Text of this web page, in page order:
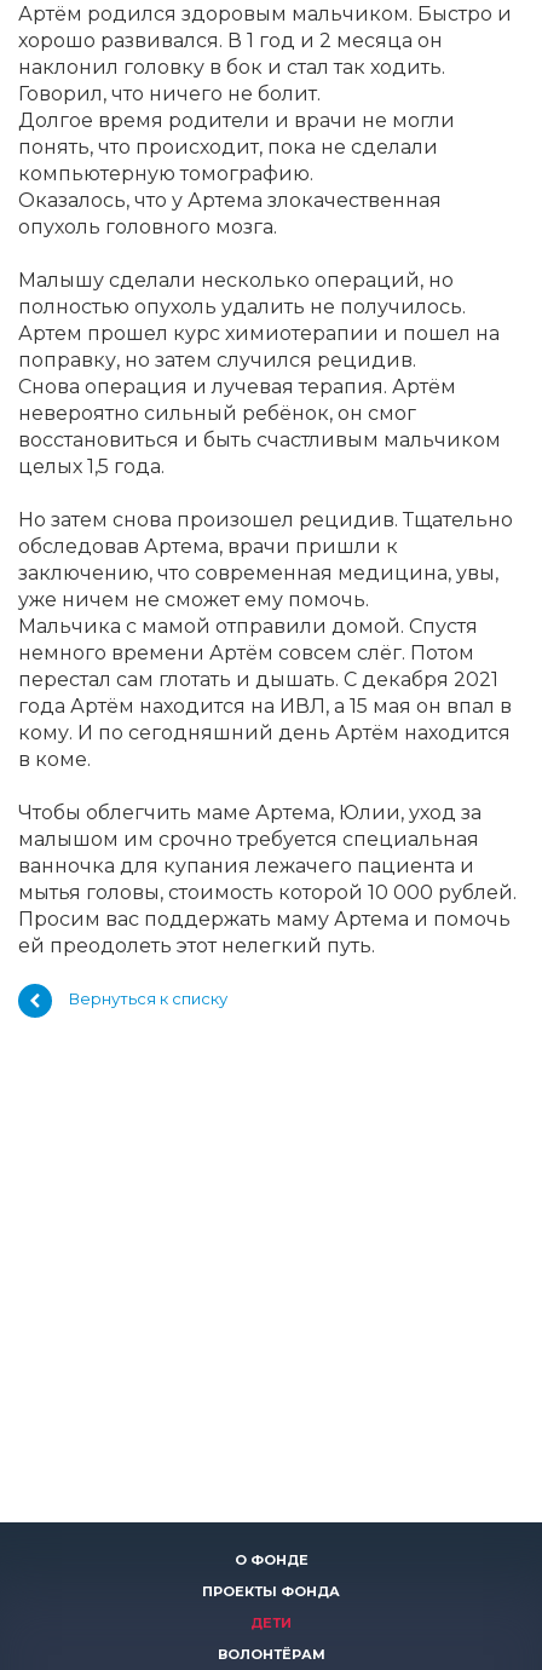
Артём родился здоровым мальчиком. Быстро и
хорошо развивался. В 1 год и 2 месяца он
наклонил головку в бок и стал так ходить.
Говорил, что ничего не болит.
Долгое время родители и врачи не могли
понять, что происходит, пока не сделали
компьютерную томографию.
Оказалось, что у Артема злокачественная
опухоль головного мозга.
Малышу сделали несколько операций, но
полностью опухоль удалить не получилось.
Артем прошел курс химиотерапии и пошел на
поправку, но затем случился рецидив.
Снова операция и лучевая терапия. Артём
невероятно сильный ребёнок, он смог
восстановиться и быть счастливым мальчиком
целых 1,5 года.
Но затем снова произошел рецидив. Тщательно
обследовав Артема, врачи пришли к
заключению, что современная медицина, увы,
уже ничем не сможет ему помочь.
Мальчика с мамой отправили домой. Спустя
немного времени Артём совсем слёг. Потом
перестал сам глотать и дышать. С декабря 2021
года Артём находится на ИВЛ, а 15 мая он впал в
кому. И по сегодняшний день Артём находится
в коме.
Чтобы облегчить маме Артема, Юлии, уход за
малышом им срочно требуется специальная
ванночка для купания лежачего пациента и
мытья головы, стоимость которой 10 000 рублей.
Просим вас поддержать маму Артема и помочь
ей преодолеть этот нелегкий путь.
Вернуться к списку
О ФОНДЕ
ПРОЕКТЫ ФОНДА
ДЕТИ
ВОЛОНТЁРАМ